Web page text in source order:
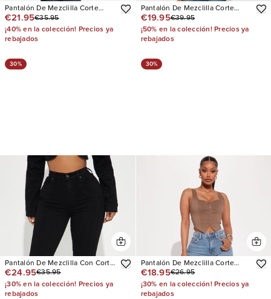
Pantalón De Mezclilla Corte
Recto Premium Selvedge
Stacked
€21.95€35.95
¡40% en la colección! Precios ya
rebajados
Pantalón De Mezclilla Corte
Recto Next Step Crossover
€19.95€39.95
¡50% en la colección! Precios ya
rebajados
30%
Pantalón De Mezclilla Con Corte
Bota Fawcett
€24.95€35.95
¡30% en la colección! Precios ya
rebajados
30%
Pantalón De Mezclilla Corte
Recto Nova 90s
€18.95€26.95
¡30% en la colección! Precios ya
rebajados